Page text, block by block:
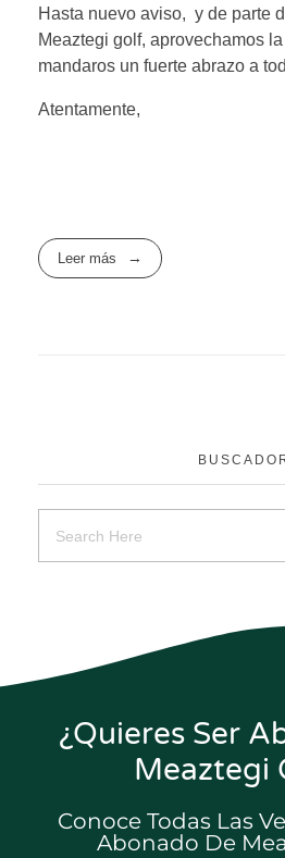
Hasta nuevo aviso, y de parte
Meaztegi golf, aprovechamos
mandaros un fuerte abrazo a
Atentamente,
Leer más
¿Quieres Ser
Meaztegi
Conoce Todas Las
Abonado De